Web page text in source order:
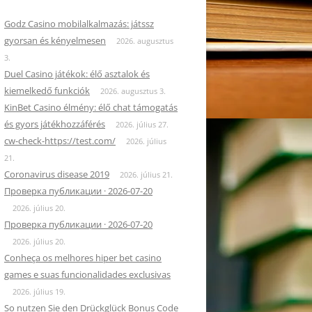
Godz Casino mobilalkalmazás: játssz
gyorsan és kényelmesen
2026. augusztus
3.
Duel Casino játékok: élő asztalok és
kiemelkedő funkciók
2026. augusztus 3.
KinBet Casino élmény: élő chat támogatás
és gyors játékhozzáférés
2026. július 27.
cw-check-https://test.com/
2026. július
21.
Coronavirus disease 2019 2026. július 21.
Проверка публикации · 2026-07-20
2026. július 20.
Проверка публикации · 2026-07-20
2026. július 20.
Conheça os melhores hiper bet casino
games e suas funcionalidades exclusivas
2026. július 19.
So nutzen Sie den Drückglück Bonus Code